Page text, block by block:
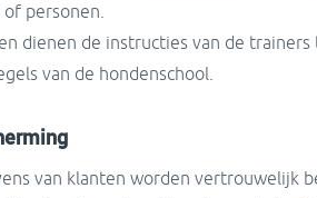
personen.
dienen de instructies van de trainers
van de hondenschool.
van klanten worden vertrouwelijk